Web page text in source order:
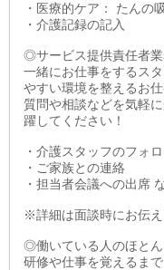
・医療的ケア： たんの
・介護記録の記入
◎サービス提供責任者
一緒にお仕事をするス
やすい環境を整えるお
質問や相談などを気軽
躍してください！
・介護スタッフのフォ
・ご家族との連絡
・担当者会議への出席
※詳細は面談時にお伝
◎働いている人のほとん
研修や仕事を覚えるま